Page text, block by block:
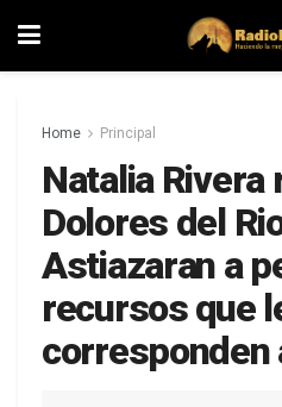
Home Principal
Natalia Rivera
Dolores del
Astiazaran a
recursos que
corresponden